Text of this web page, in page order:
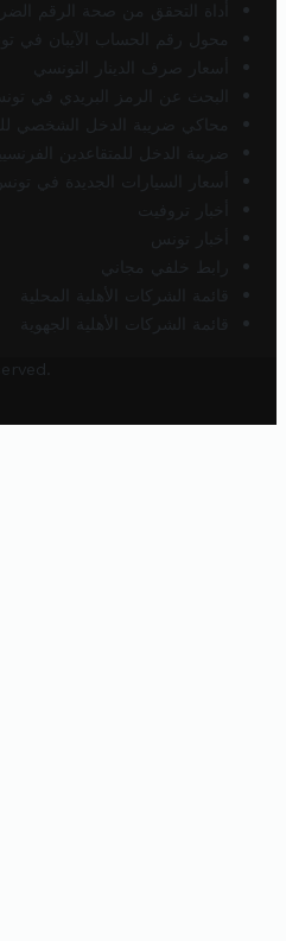
أداة التحقق من صحة الرقم
محول رقم الحساب الآيبان في
أسعار صرف الدينار التونسي
البحث عن الرمز البريدي في
محاكي ضريبة الدخل الشخصي
ضريبة الدخل للمتقاعدين
أسعار السيارات الجديدة في تونس
أخبار تروفيت
أخبار تونس
رابط خلفي مجاني
قائمة الشركات الأهلية المحلية
قائمة الشركات الأهلية الجهوية